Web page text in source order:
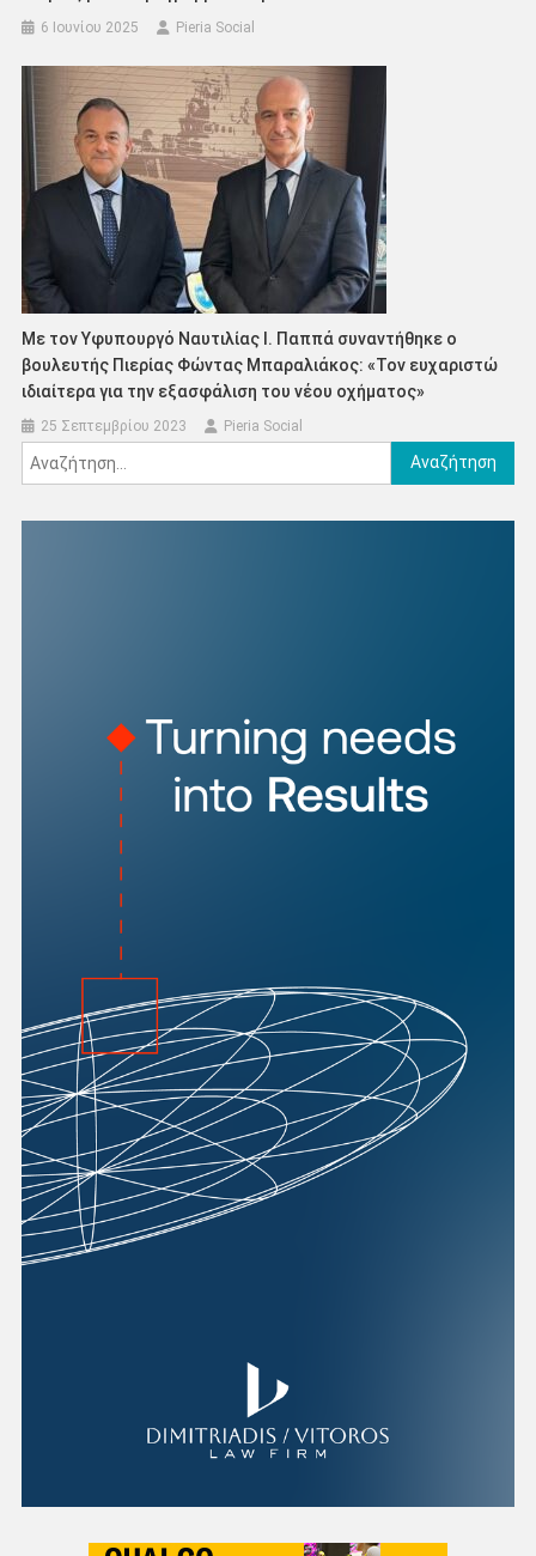
6 Ιουνίου 2025 Pieria Social
Mε τον Υφυπουργό Ναυτιλίας Ι. Παππά συναντήθηκε ο
βουλευτής Πιερίας Φώντας Μπαραλιάκος: «Τον ευχαριστώ
ιδιαίτερα για την εξασφάλιση του νέου οχήματος»
25 Σεπτεμβρίου 2023 Pieria Social
Αναζήτηση
για: